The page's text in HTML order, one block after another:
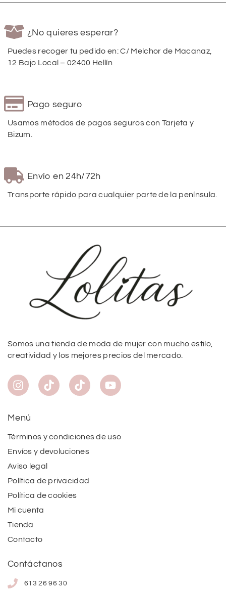
¿No quieres esperar?
Puedes recoger tu pedido en: C/ Melchor de Macanaz,
12 Bajo Local – 02400 Hellín
Pago seguro
Usamos métodos de pagos seguros con Tarjeta y
Bizum.
Envío en 24h/72h
Transporte rápido para cualquier parte de la península.
Somos una tienda de moda de mujer con mucho estilo,
creatividad y los mejores precios del mercado.
Menú
Términos y condiciones de uso
Envíos y devoluciones
Aviso legal
Política de privacidad
Política de cookies
Mi cuenta
Tienda
Contacto
Contáctanos
613 26 96 30